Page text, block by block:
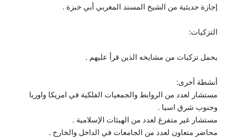
إجازة حديثية من الشيخ المسند المغربي أبي خبزة .
التزكيات:
يحمل تزكيات من مشايخه الذين قرأ عليهم .
أنشطة أخرى:
مستشار لعدد من الروابط والجمعيات الفلكية في امريكا واوربا
وجنوب شرق اسيا .
مستشار غير متفرغ لعدد من الهيئات الإسلامية .
محاضر متعاون لعدد من الجامعات في الداخل والخارج .